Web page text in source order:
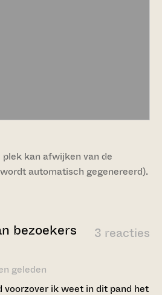
kan afwijken van de
automatisch gegenereerd).
3 reacties
bezoekers
geleden
voorzover ik weet in dit pand het